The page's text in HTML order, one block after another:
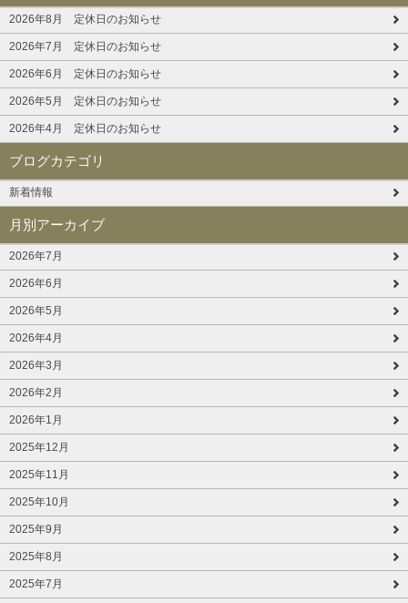
2026年8月 定休日のお知らせ
2026年7月 定休日のお知らせ
2026年6月 定休日のお知らせ
2026年5月 定休日のお知らせ
2026年4月 定休日のお知らせ
ブログカテゴリ
新着情報
月別アーカイブ
2026年7月
2026年6月
2026年5月
2026年4月
2026年3月
2026年2月
2026年1月
2025年12月
2025年11月
2025年10月
2025年9月
2025年8月
2025年7月